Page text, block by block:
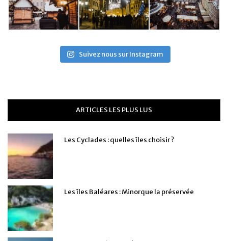
Suivez nous sur Instagram
ARTICLES LES PLUS LUS
Les Cyclades : quelles îles choisir ?
Les îles Baléares : Minorque la préservée